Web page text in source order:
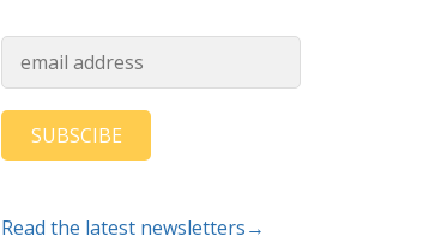
SUBSCIBE
Read the latest newsletters→